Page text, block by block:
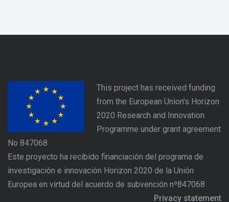
This project has received funding
from the European Union’s Horizon
2020 Research and Innovation
Programme under grant agreement
No 847068
Este proyecto ha recibido financiación del programa de
investigación e innovación Horizon 2020 de la Unión
Europea en virtud del acuerdo de subvención nº847068
Privacy statement